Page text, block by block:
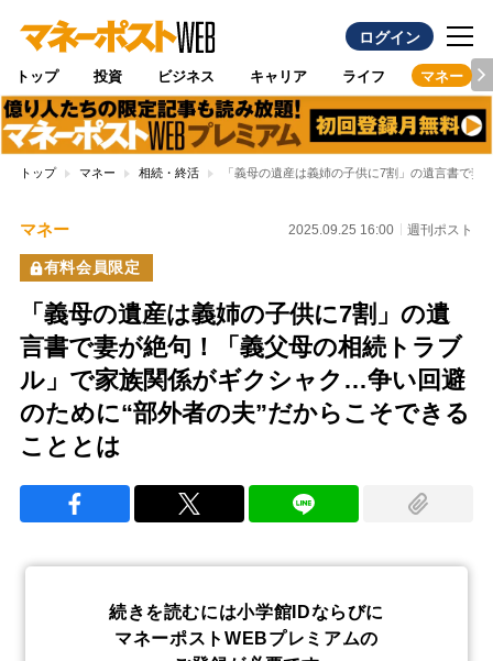
ログイン
トップ 投資 ビジネス キャリア ライフ マネー
トップ マネー 相続・終活 「義母の遺産は義姉の子供に7割」の遺言書で
マネー 2025.09.25 16:00 週刊ポスト
有料会員限定
「義母の遺産は義姉の子供に7割」の遺
言書で妻が絶句！「義父母の相続トラブ
ル」で家族関係がギクシャク…争い回避
のために“部外者の夫”だからこそできる
こととは
続きを読むには小学館IDならびに
マネーポストWEBプレミアムの